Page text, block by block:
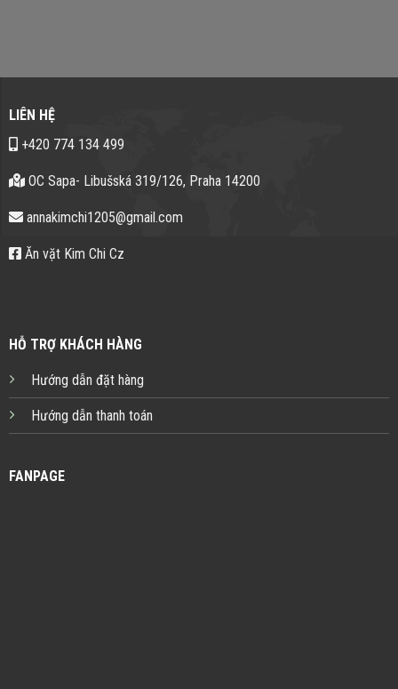
LIÊN HỆ
+420 774 134 499
OC Sapa- Libušská 319/126, Praha 14200
annakimchi1205@gmail.com
Ăn vặt Kim Chi Cz
HỖ TRỢ KHÁCH HÀNG
Hướng dẫn đặt hàng
Hướng dẫn thanh toán
FANPAGE